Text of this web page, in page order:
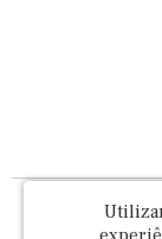
Fernando
Rua Dr